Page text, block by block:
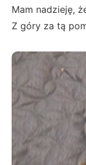
Mam nadzieję,
Z góry za tą